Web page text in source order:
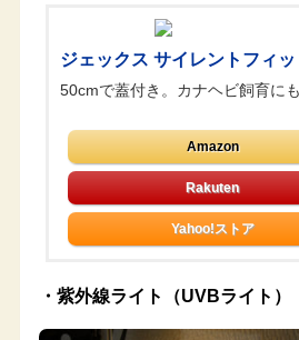
ジェックス サイレントフィ
50cmで蓋付き。カナヘビ飼育にも
Amazon
Yahoo!ストア
・紫外線ライト（UVBライト）